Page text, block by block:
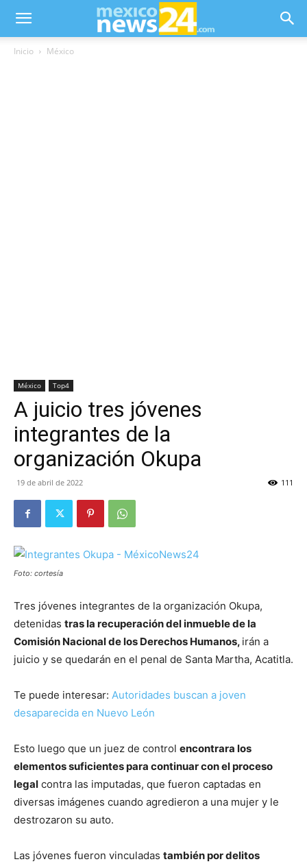
Inicio México
México Top4
A juicio tres jóvenes
integrantes de la
organización Okupa
19 de abril de 2022 111
Foto: cortesía
Tres jóvenes integrantes de la organización Okupa,
detenidas tras la recuperación del inmueble de la
Comisión Nacional de los Derechos Humanos, irán a
juicio y se quedarán en el penal de Santa Martha, Acatitla.
Te puede interesar: Autoridades buscan a joven
desaparecida en Nuevo León
Esto luego que un juez de control encontrara los
elementos suficientes para continuar con el proceso
legal contra las imputadas, que fueron captadas en
diversas imágenes cuando agredieron a una mujer y le
destrozaron su auto.
Las jóvenes fueron vinculadas también por delitos